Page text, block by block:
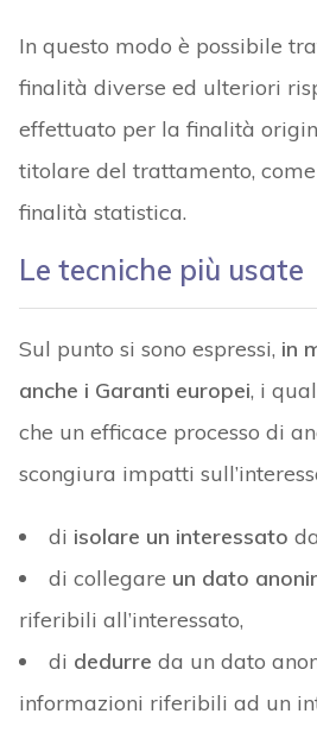
In questo modo è possibile
finalità diverse ed ulteriori
effettuato per la finalità
titolare del trattamento,
finalità statistica.
Le tecniche più usate
Sul punto si sono espressi, in
anche i Garanti europei, i
che un efficace processo di
scongiura impatti
di isolare un interessato
di collegare un dato
riferibili all’interessato,
di dedurre da un dato
informazioni riferibili ad un